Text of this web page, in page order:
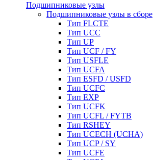
Подшипниковые узлы
Подшипниковые узлы в сборе
Тип FLCTE
Тип UCC
Тип UP
Тип UCF / FY
Тип USFLE
Тип UCFA
Тип ESFD / USFD
Тип UCFC
Тип EXP
Тип UCFK
Тип UCFL / FYTB
Тип RSHEY
Тип UCECH (UCHA)
Тип UCP / SY
Тип UCFE